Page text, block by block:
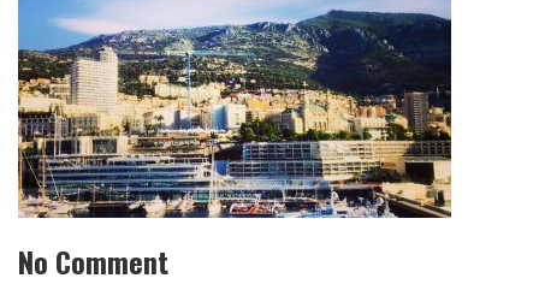
No Comment